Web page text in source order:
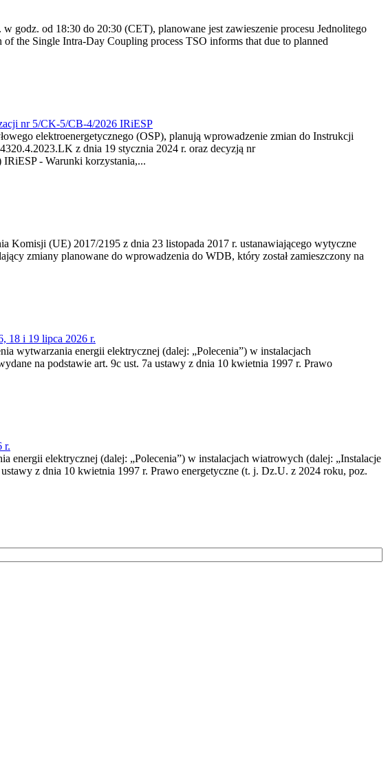
godz. od 18:30 do 20:30 (CET), planowane jest zawieszenie procesu Jednolitego
the Single Intra-Day Coupling process TSO informs that due to planned
nr 5/CK-5/CB-4/2026 IRiESP
elektroenergetycznego (OSP), planują wprowadzenie zmian do Instrukcji
z dnia 19 stycznia 2024 r. oraz decyzją nr
- Warunki korzystania,...
Komisji (UE) 2017/2195 z dnia 23‍ listopada 2017 r. ustanawiającego wytyczne
zmiany planowane do wprowadzenia do WDB, który został zamieszczony na
18 i 19 lipca 2026 r.
wytwarzania energii elektrycznej (dalej: „Polecenia”) w instalacjach
na podstawie art. 9c ust. 7a ustawy z dnia 10 kwietnia 1997 r. Prawo
r.
energii elektrycznej (dalej: „Polecenia”) w instalacjach wiatrowych (dalej: „Instalacje
z dnia 10 kwietnia 1997 r. Prawo energetyczne (t. j. Dz.U. z 2024 roku, poz.